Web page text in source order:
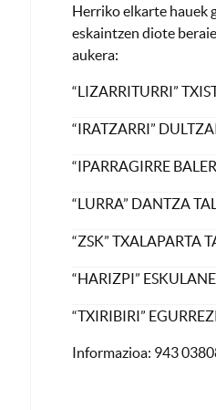
Herriko elkarte hauek
eskaintzen diote
aukera:
“LIZARRITURRI”
“IRATZARRI”
“IPARRAGIRRE
“LURRA” DANTZA
“ZSK” TXALAPARTA
“HARIZPI”
“TXIRIBIRI”
Informazioa: 943